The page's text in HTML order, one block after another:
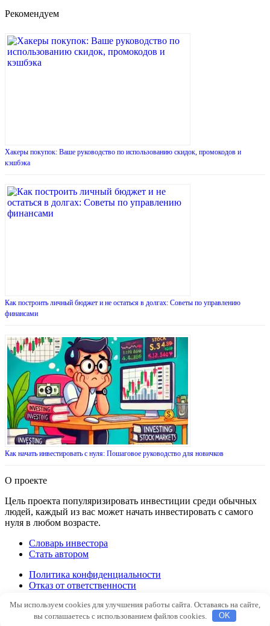
Рекомендуем
Хакеры покупок: Ваше руководство по использованию скидок, промокодов и
кэшбэка
Как построить личный бюджет и не остаться в долгах: Советы по управлению
финансами
Как начать инвестировать с нуля: Пошаговое руководство для новичков
О проекте
Цель проекта популяризировать инвестиции среди обычных
людей, каждый из вас может начать инвестировать с самого
нуля в любом возрасте.
Словарь инвестора
Стать автором
Политика конфиденциальности
Отказ от ответственности
Наверх
Мы используем cookies для улучшения работы сайта. Оставаясь на сайте,
вы соглашаетесь с использованием файлов cookies.
OK